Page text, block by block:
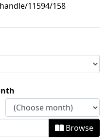
11594/158
de Concepción
Browse